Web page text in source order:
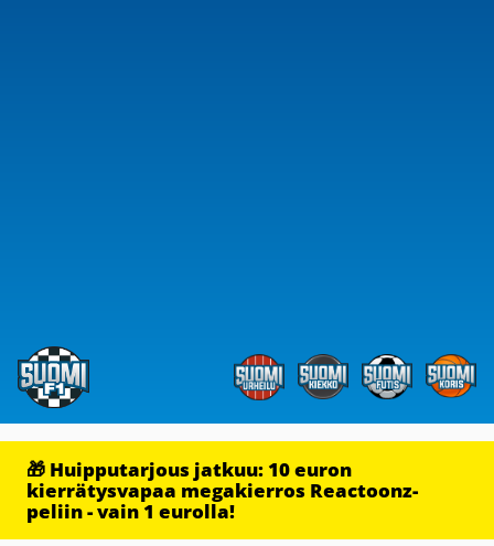
🎁 Huipputarjous jatkuu: 10 euron
kierrätysvapaa megakierros Reactoonz-
peliin - vain 1 eurolla!